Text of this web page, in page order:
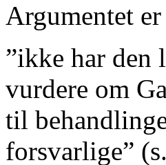
Argumentet er
”ikke har den
vurdere om
til
forsvarlige”